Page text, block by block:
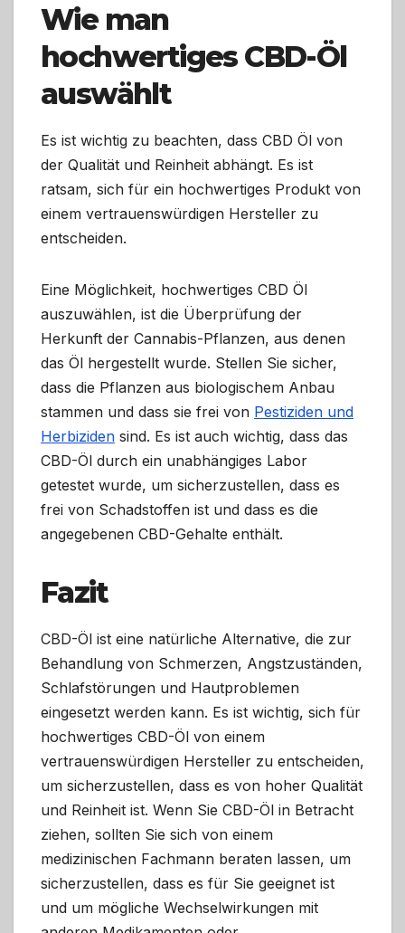
Wie man
hochwertiges CBD-Öl
auswählt
Es ist wichtig zu beachten, dass CBD Öl von
der Qualität und Reinheit abhängt. Es ist
ratsam, sich für ein hochwertiges Produkt von
einem vertrauenswürdigen Hersteller zu
entscheiden.
Eine Möglichkeit, hochwertiges CBD Öl
auszuwählen, ist die Überprüfung der
Herkunft der Cannabis-Pflanzen, aus denen
das Öl hergestellt wurde. Stellen Sie sicher,
dass die Pflanzen aus biologischem Anbau
stammen und dass sie frei von Pestiziden und
Herbiziden sind. Es ist auch wichtig, dass das
CBD-Öl durch ein unabhängiges Labor
getestet wurde, um sicherzustellen, dass es
frei von Schadstoffen ist und dass es die
angegebenen CBD-Gehalte enthält.
Fazit
CBD-Öl ist eine natürliche Alternative, die zur
Behandlung von Schmerzen, Angstzuständen,
Schlafstörungen und Hautproblemen
eingesetzt werden kann. Es ist wichtig, sich für
hochwertiges CBD-Öl von einem
vertrauenswürdigen Hersteller zu entscheiden,
um sicherzustellen, dass es von hoher Qualität
und Reinheit ist. Wenn Sie CBD-Öl in Betracht
ziehen, sollten Sie sich von einem
medizinischen Fachmann beraten lassen, um
sicherzustellen, dass es für Sie geeignet ist
und um mögliche Wechselwirkungen mit